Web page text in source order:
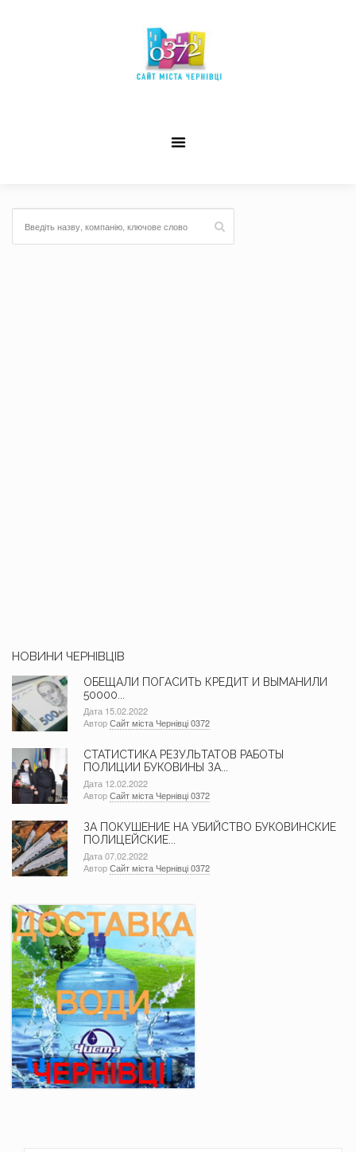
НОВИНИ ЧЕРНІВЦІВ
ОБЕЩАЛИ ПОГАСИТЬ КРЕДИТ И ВЫМАНИЛИ
50000...
Дата 15.02.2022
АвторСайт міста Чернівці 0372
СТАТИСТИКА РЕЗУЛЬТАТОВ РАБОТЫ
ПОЛИЦИИ БУКОВИНЫ ЗА...
Дата 12.02.2022
АвторСайт міста Чернівці 0372
ЗА ПОКУШЕНИЕ НА УБИЙСТВО БУКОВИНСКИЕ
ПОЛИЦЕЙСКИЕ...
Дата 07.02.2022
АвторСайт міста Чернівці 0372